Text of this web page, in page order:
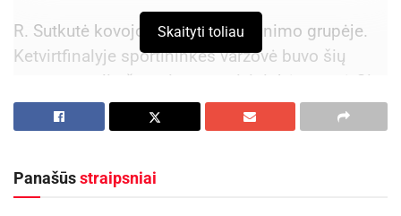
R. Sutkutė kovojo 17-18 metų jaunimo grupėje.
Ketvirtfinalyje sportininkės varžovė buvo šių
metų pasaulio čempionato prizininkė vengrė Gita
Sceri, kurią panevėžietė įveikė ir laimėjo rezultatu
3:0.
Aktualios naujienos
Skaityti toliau
Panašūsstraipsniai